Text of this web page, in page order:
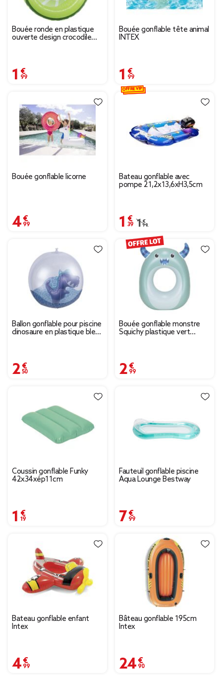
Bouée ronde en plastique
ouverte design crocodile
1,99 €
Bouée gonflable tête animal
INTEX
1,99 €
Bouée gonflable licorne
4,99 €
Bateau gonflable avec
pompe 21,2x13,6xH3,5cm
1,39 €
Prix remisé de 1,99 € à
1,99 €
OFFRE VIP
Ballon gonflable pour piscine
dinosaure en plastique bleu
2,50 €
Bouée gonflable monstre
Squichy plastique vert
2,99 €
Coussin gonflable Funky
42x34xép11cm
1,19 €
Fauteuil gonflable piscine
Aqua Lounge Bestway
7,99 €
Bateau gonflable enfant
Intex
4,99 €
Bâteau gonflable 195cm
Intex
24,90 €